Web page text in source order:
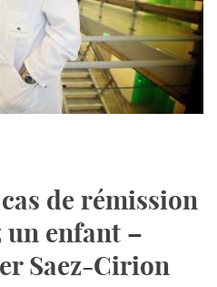
de rémission
un enfant –
Saez-Cirion